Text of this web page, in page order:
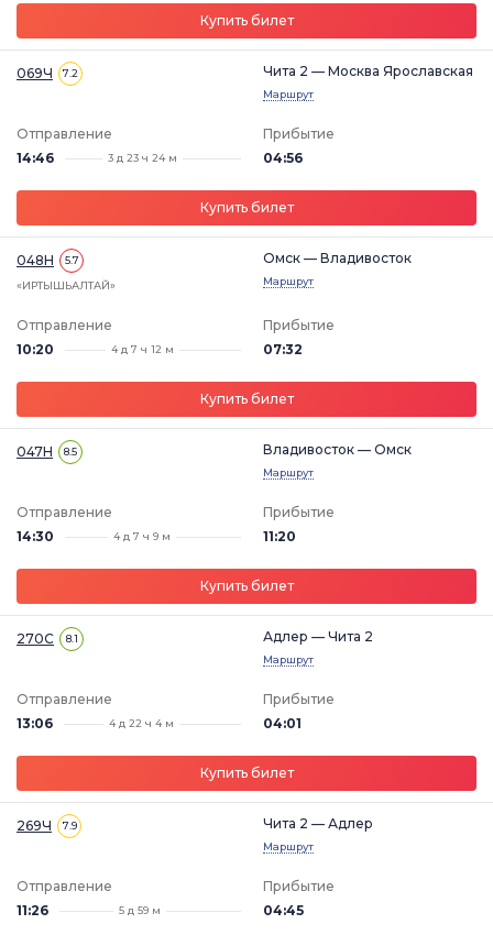
Купить билет
069Ч 7.2 Чита 2 — Москва Ярославская
Маршрут
Отправление
14:46
3 д 23 ч 24 м
Прибытие
04:56
Купить билет
048Н 5.7
«ИРТЫШЬАЛТАЙ»
Омск — Владивосток
Маршрут
Отправление
10:20
4 д 7 ч 12 м
Прибытие
07:32
Купить билет
047Н 8.5 Владивосток — Омск
Маршрут
Отправление
14:30
4 д 7 ч 9 м
Прибытие
11:20
Купить билет
270С 8.1 Адлер — Чита 2
Маршрут
Отправление
13:06
4 д 22 ч 4 м
Прибытие
04:01
Купить билет
269Ч 7.9 Чита 2 — Адлер
Маршрут
Отправление
11:26
5 д 59 м
Прибытие
04:45